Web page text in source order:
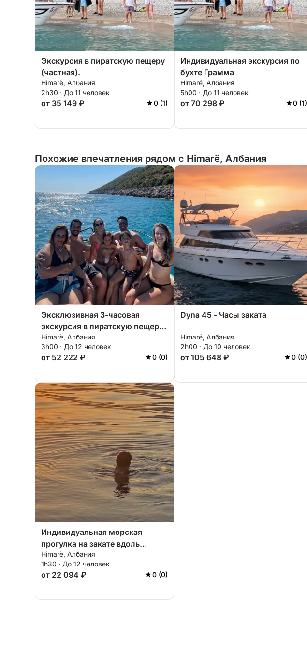
Экскурсия в пиратскую пещеру
(частная).
Himarë, Албания
2h30 · До 11 человек
от 35 149 ₽ 0 (1)
Индивидуальная экскурсия по
бухте Грамма
Himarë, Албания
5h00 · До 11 человек
от 70 298 ₽ 0 (1)
Похожие впечатления рядом с Himarë, Албания
Эксклюзивная 3-часовая
экскурсия в пиратскую пещеру
с посещением пляжей,
купанием и сноркелингом.
Himarë, Албания
3h00 · До 12 человек
от 52 222 ₽ 0 (0)
Dyna 45 - Часы заката
Himarë, Албания
2h00 · До 10 человек
от 105 648 ₽ 0 (0)
Индивидуальная морская
прогулка на закате вдоль
побережья Химара.
Himarë, Албания
1h30 · До 12 человек
от 22 094 ₽ 0 (0)